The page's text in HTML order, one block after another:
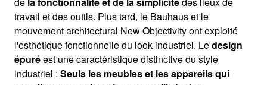
travail et des outils. Plus tard, le Bauhaus et le
mouvement architectural New Objectivity ont exploité
l'esthétique fonctionnelle du look industriel. Ledesign
épuréest une caractéristique distinctive du style
industriel : Seuls les meubles et les appareils qui